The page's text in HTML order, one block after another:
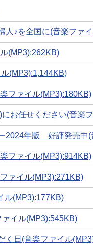
人♪を全国に(音楽ファ
(MP3):262KB)
(MP3):1,144KB)
ファイル(MP3):180KB)
お任せください(音楽
2024年版 好評発売中(
ファイル(MP3):914KB)
ァイル(MP3):271KB)
(MP3):177KB)
イル(MP3):545KB)
く日(音楽ファイル